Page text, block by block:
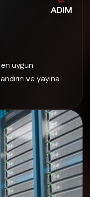
ADIM
uygun
ve yayına